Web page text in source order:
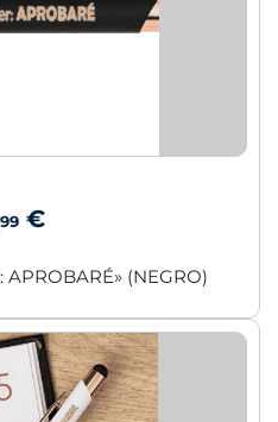
€
(NEGRO)